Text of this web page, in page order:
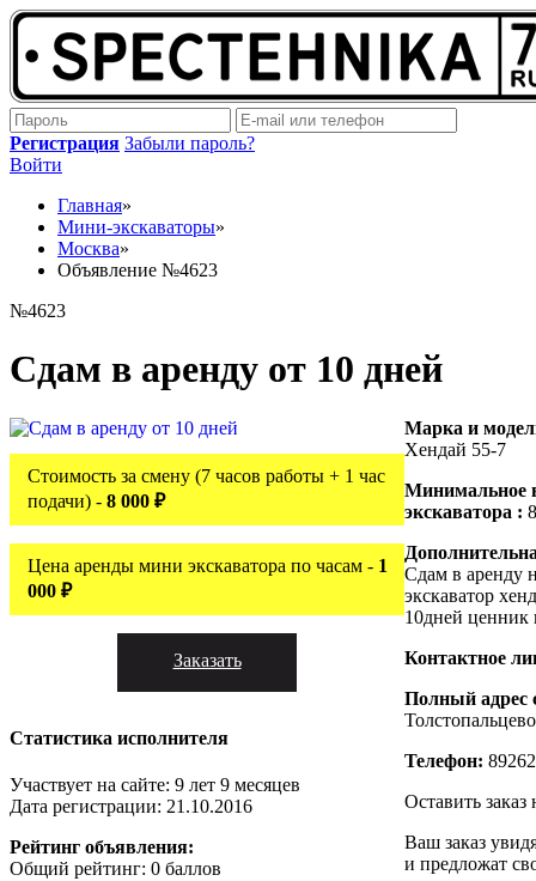
Регистрация Забыли пароль?
Войти
Главная»
Мини-экскаваторы»
Москва»
Объявление №4623
№4623
Сдам в аренду от 10 дней
Стоимость за смену (7 часов работы + 1 час
подачи) - 8 000 ₽
Цена аренды мини экскаватора по часам - 1
000 ₽
Заказать
Статистика исполнителя
Участвует на сайте: 9 лет 9 месяцев
Дата регистрации: 21.10.2016
Рейтинг объявления:
Общий рейтинг: 0 баллов
Марка и
Хендай 55-7
Минимальное
экскаватора :
Сдам в аренду
экскаватор
10дней ценник
Контактное
Полный адрес
Толстопальцево
Телефон:
Оставить
Ваш заказ
и предложат